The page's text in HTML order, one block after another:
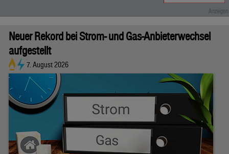
Neuer Rekord bei Strom- und Gas-Anbieterwechsel
aufgestellt
7. August 2026